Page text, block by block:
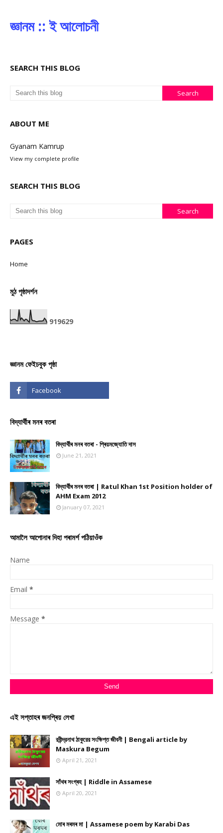
জ্ঞানম :: ই আলোচনী
SEARCH THIS BLOG
ABOUT ME
Gyanam Kamrup
View my complete profile
SEARCH THIS BLOG
PAGES
Home
মুঠ পৃষ্ঠাদৰ্শন
919629
জ্ঞানম ফেইচবুক পৃষ্ঠা
বিদ্যাৰ্থীৰ মনৰ বতৰা
বিদ্যাৰ্থীৰ মনৰ বতৰা - প্ৰিয়মজ্যোতি দাস
June 21, 2021
বিদ্যাৰ্থীৰ মনৰ বতৰা | Ratul Khan 1st Position holder of
AHM Exam 2012
January 07, 2021
আমালৈ আপোনাৰ দিহা পৰামৰ্শ পঠিয়াওঁক
Name
Email *
Message *
এই সপ্তাহৰ জনপ্ৰিয় লেখা
রবীন্দ্রনাথ ঠাকুরের সংক্ষিপ্ত জীবনী | Bengali article by
Maskura Begum
April 21, 2021
সাঁথৰ সংগ্ৰহ | Riddle in Assamese
April 20, 2021
মোৰ মৰমৰ মা | Assamese poem by Karabi Das